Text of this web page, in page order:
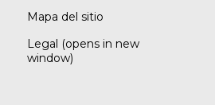
Mapa del sitio
Legal (opens in new
window)